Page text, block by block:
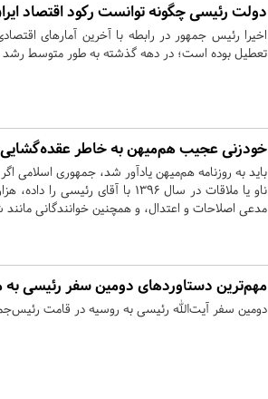
دولت رئیسی چگونه توانست رکود اقتصاد
اخیرا رئیس جمهور در رابطه با آخرین آمارهای
تعطیل بوده است؛ در دهه گذشته به طور متوسط رشد
خودزنی عجیب هم‌میهن به خاطر عقده‌گشایی
باید به روزنامه هم‌میهن یادآور شد، جمهوری اسلامی
ناو یا ملاقات در سال 1396 با
مدعی اصلاحات و اعتدال، و همچنین خوانندگانی
مهم‌ترین دستاورد‌های دومین سفر رئیسی
دومین سفر آیت‌الله رئیسی به روسیه در قامت رئیس‌جمهوری ایران